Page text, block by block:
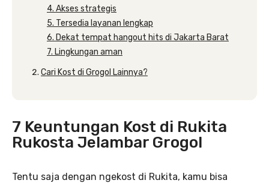
4. Akses strategis
5. Tersedia layanan lengkap
6. Dekat tempat hangout hits di Jakarta Barat
7. Lingkungan aman
Cari Kost di Grogol Lainnya?
7 Keuntungan Kost di Rukita
Rukosta Jelambar Grogol
Tentu saja dengan ngekost di Rukita, kamu bisa